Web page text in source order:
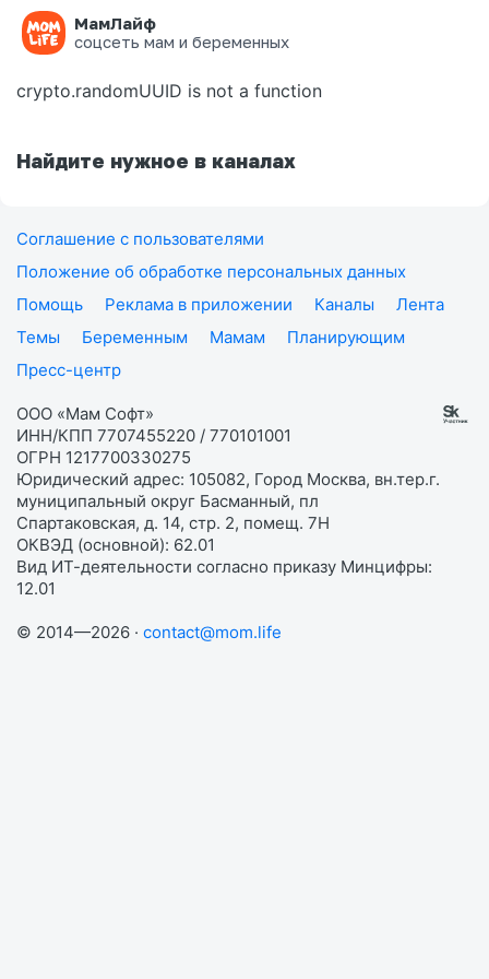
МамЛайф
соцсеть мам и беременных
Ошибка на странице
crypto.randomUUID is not a function
Найдите нужное в каналах
Соглашение с пользователями
Положение об обработке персональных данных
Помощь
Реклама в приложении Каналы
Лента
Темы
Беременным Мамам
Планирующим
Пресс-центр
ООО «Мам Софт»
ИНН/КПП 7707455220 / 770101001
ОГРН 1217700330275
Юридический адрес: 105082, Город Москва, вн.тер.г.
муниципальный округ Басманный, пл
Спартаковская, д. 14, стр. 2, помещ. 7Н
ОКВЭД (основной): 62.01
Вид ИТ-деятельности согласно приказу Минцифры:
12.01
© 2014—2026 · contact@mom.life